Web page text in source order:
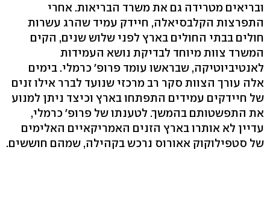
ובריאים מטרידה גם את משרד הבריאות. אחרי
התפרצות הקלבסיאלה, חיידק עמיד שהרג עשרות
חולים בבתי החולים בארץ לפני שלוש שנים, הקים
המשרד צוות מיוחד לבדיקת נושא העמידות
לאנטיביוטיקה, שבראשו עומד פרופ' כרמלי. בימים
אלה עורך הצוות סקר רב מרכזי שנועד לברר אילו זנים
של חיידקים עמידים התפתחו בארץ וכיצד ניתן למנוע
את התפשטותם בהמשך. לטענתו של פרופ' כרמלי,
עדיין לא אותרו בארץ הזנים האמריקאיים האלימים
של סטפילוקוק אאורוס נרכש בקהילה, שמהם חוששים.